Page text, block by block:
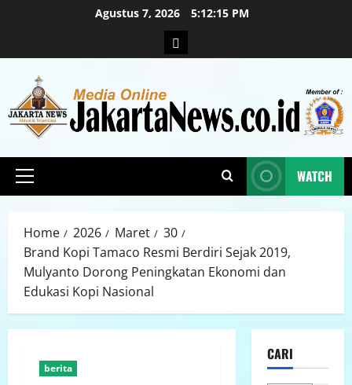
Agustus 7, 2026 5:12:16 PM
WATCH
Home 2026 Maret
30
Brand Kopi Tamaco Resmi Berdiri Sejak 2019,
Mulyanto Dorong Peningkatan Ekonomi dan
Edukasi Kopi Nasional
berita
CARI